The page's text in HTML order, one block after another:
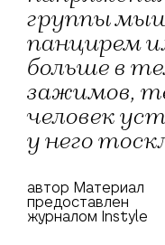
группы
панцирем
больше в
зажимов,
человек
у него
автор Материал
предоставлен
журналом Instyle